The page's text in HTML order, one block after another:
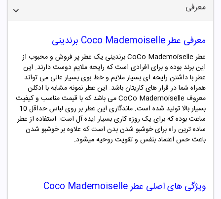
معرفی
معرفی عطر Coco Mademoiselle برندینی
عطر CoCo Mademoiselle برندینی
یک عطر پر فروش و محبوب از
این برند بوده و برای افرادی است که رایحه ملایم دوست دارند. این
عطر با داشتن رایحه ای بسیار ملایم و خط بوی بسیار عالی می تواند
همراه شما در قرار های کاریتان باشد. این عطر نمونه مشابه با ادکلن
معروف CoCo Mademoiselleمی باشد که با قیمت مناسب و کیفیت
بسیار بالا تولید شده است. ماندگاری این عطر بر روی لباس حداقل 10
ساعت بوده که برای یک روزه کاری بسیار ایده آل است. استفاده از عطر
ساده ترین راه برای خوشبو شدن بدن است که علاوه بر خوشبو شدن
باعث حس اعتماد بنفس و تقویت روحیه میشود.
ویژگی های اصلی عطرCoco Mademoiselle